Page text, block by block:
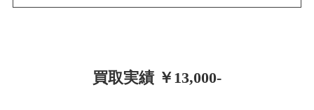
買取実績 ￥13,000-